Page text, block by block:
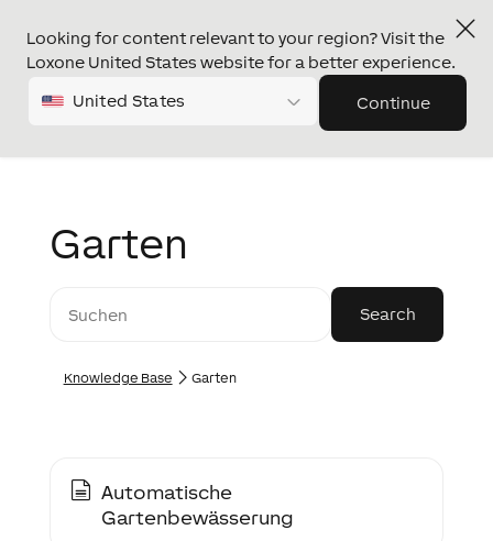
Looking for content relevant to your region? Visit the
Loxone United States website for a better experience.
United States Continue
Garten
Knowledge Base Garten
Automatische
Gartenbewässerung